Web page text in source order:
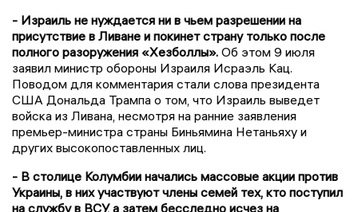
- Израиль не нуждается ни в чьем разрешении на
присутствие в Ливане и покинет страну только после
полного разоружения «Хезболлы». Об этом 9 июля
заявил министр обороны Израиля Исраэль Кац.
Поводом для комментария стали слова президента
США Дональда Трампа о том, что Израиль выведет
войска из Ливана, несмотря на ранние заявления
премьер-министра страны Биньямина Нетаньяху и
других высокопоставленных лиц.
- В столице Колумбии начались массовые акции против
Украины, в них участвуют члены семей тех, кто поступил
на службу в ВСУ, а затем бесследно исчез на